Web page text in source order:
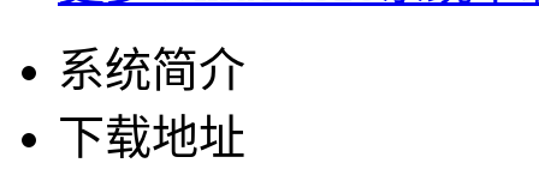
系统简介
下载地址